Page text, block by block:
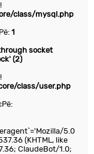
class/mysql.php
1
socket
(2)
class/user.php
5.0
(KHTML, like
ClaudeBot/1.0;